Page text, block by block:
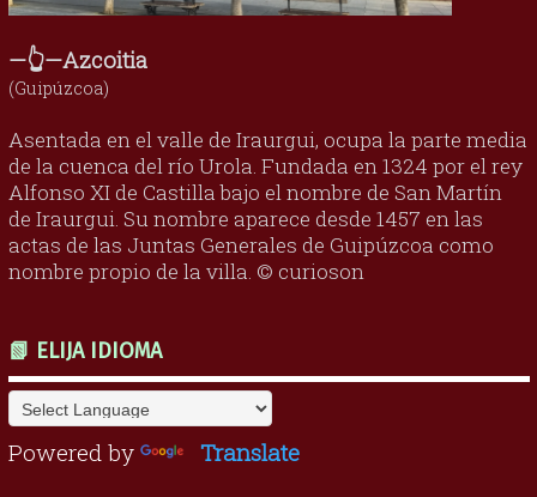
—👆—Azcoitia
(Guipúzcoa)
Asentada en el valle de Iraurgui, ocupa la parte media
de la cuenca del río Urola. Fundada en 1324 por el rey
Alfonso XI de Castilla bajo el nombre de San Martín
de Iraurgui. Su nombre aparece desde 1457 en las
actas de las Juntas Generales de Guipúzcoa como
nombre propio de la villa. © curioson
📗 ELIJA IDIOMA
Powered by Translate